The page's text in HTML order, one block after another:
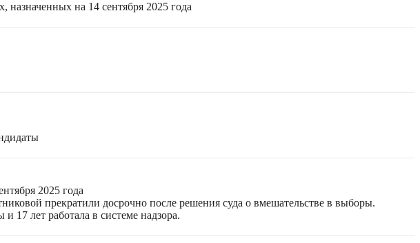
на 14 сентября 2025 года
2025 года
прекратили досрочно после решения суда о вмешательстве в выборы.
17 лет работала в системе надзора.